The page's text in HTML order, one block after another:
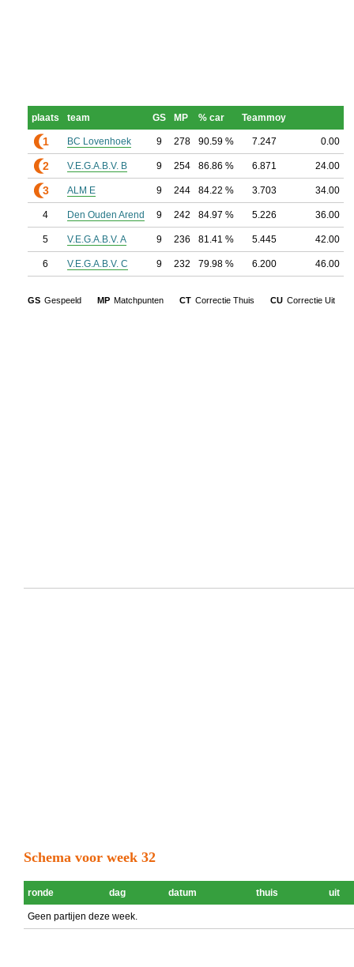
plaats team GS MP % car Teammoy
1 BC Lovenhoek 9 278 90.59 % 7.247 0.00
2 V.E.G.A.B.V. B 9 254 86.86 % 6.871 24.00
3 ALM E 9 244 84.22 % 3.703 34.00
4 Den Ouden Arend 9 242 84.97 % 5.226 36.00
5 V.E.G.A.B.V. A 9 236 81.41 % 5.445 42.00
6 V.E.G.A.B.V. C 9 232 79.98 % 6.200 46.00
GS Gespeeld MP Matchpunten CT Correctie Thuis CU Correctie Uit
Schema voor week 32
ronde dag datum thuis uit
Geen partijen deze week.